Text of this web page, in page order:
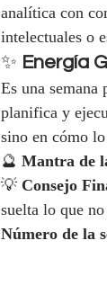
analítica con
intelectuales o
✨ Energía
Es una
planifica y
sino en cómo
🔮 Mantra de
💡 Consejo
suelta lo que
Número de la